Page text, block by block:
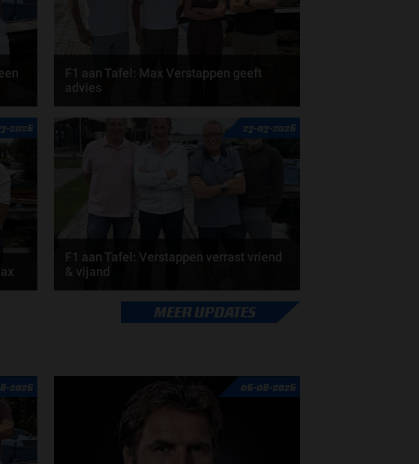
en
F1 aan Tafel: Max Verstappen geeft
advies
Max Verstappen adviseert Red Bull. Gaat George
Russell weg bij Mercedes? En moet de budgetcap...
2026 27-07-2026
F1 aan Tafel: Verstappen verrast vriend
& vijand
Max Verstappen verrast zichzelf. De opmerkelijke
straffen en blauwe vlaggen. En Maleisië is terug...
MEER UPDATES
2026 06-08-2026